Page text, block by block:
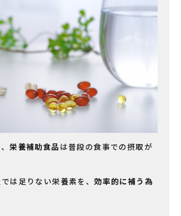
栄養補助食品 は普段の食事での摂取が
は足りない栄養素を、効率的に補う為